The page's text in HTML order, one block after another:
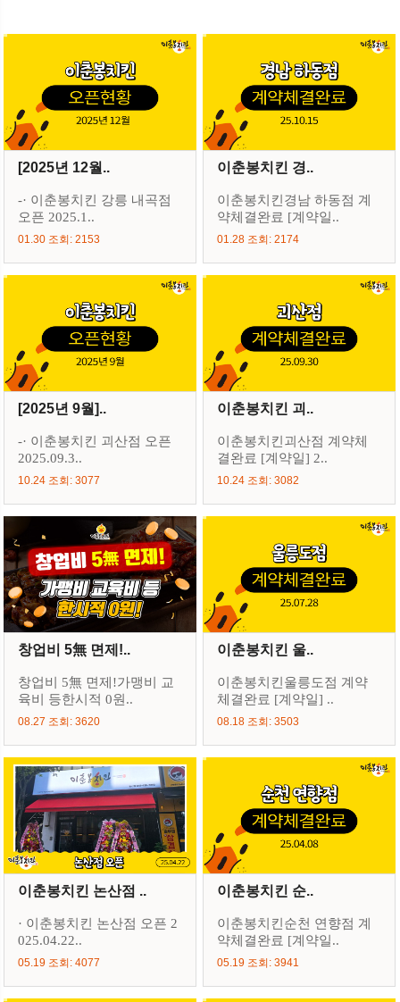
[2025년 12월..
-· 이춘봉치킨 강릉 내곡점
오픈 2025.1..
01.30 조회: 2153
이춘봉치킨 경..
이춘봉치킨경남 하동점 계
약체결완료 [계약일..
01.28 조회: 2174
[2025년 9월]..
-· 이춘봉치킨 괴산점 오픈
2025.09.3..
10.24 조회: 3077
이춘봉치킨 괴..
이춘봉치킨괴산점 계약체
결완료 [계약일] 2..
10.24 조회: 3082
창업비 5無 면제!..
창업비 5無 면제!가맹비 교
육비 등한시적 0원..
08.27 조회: 3620
이춘봉치킨 울..
이춘봉치킨울릉도점 계약
체결완료 [계약일] ..
08.18 조회: 3503
이춘봉치킨 논산점 ..
· 이춘봉치킨 논산점 오픈 2
025.04.22..
05.19 조회: 4077
이춘봉치킨 순..
이춘봉치킨순천 연향점 계
약체결완료 [계약일..
05.19 조회: 3941